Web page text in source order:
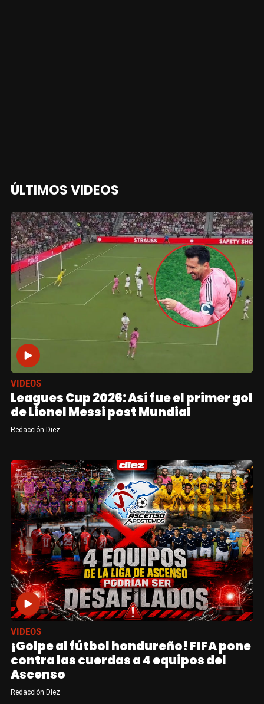
ÚLTIMOS VIDEOS
VIDEOS
Leagues Cup 2026: Así fue el primer gol
de Lionel Messi post Mundial
Redacción Diez
VIDEOS
¡Golpe al fútbol hondureño! FIFA pone
contra las cuerdas a 4 equipos del
Ascenso
Redacción Diez